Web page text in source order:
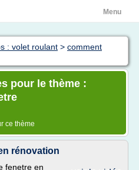
Menu
: volet roulant > comment
pour le thème :
ce thème
rénovation
fenetre en